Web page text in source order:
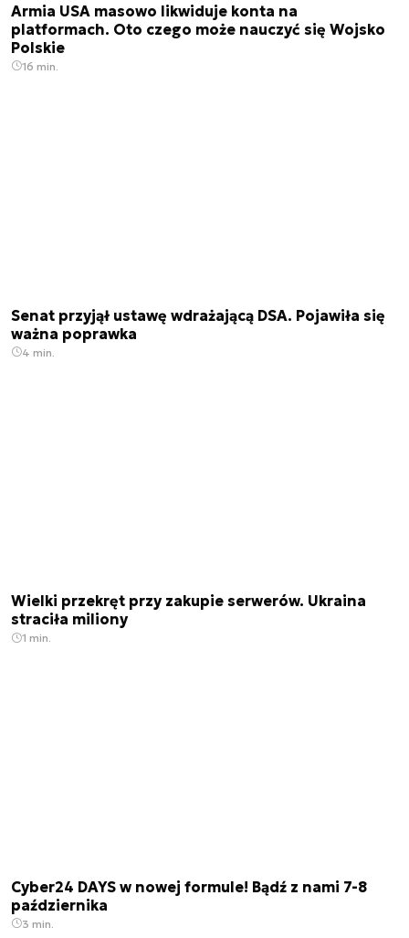
Armia USA masowo likwiduje konta na
platformach. Oto czego może nauczyć się Wojsko
Polskie
16 min.
Senat przyjął ustawę wdrażającą DSA. Pojawiła się
ważna poprawka
4 min.
Wielki przekręt przy zakupie serwerów. Ukraina
straciła miliony
1 min.
Cyber24 DAYS w nowej formule! Bądź z nami 7-8
października
3 min.